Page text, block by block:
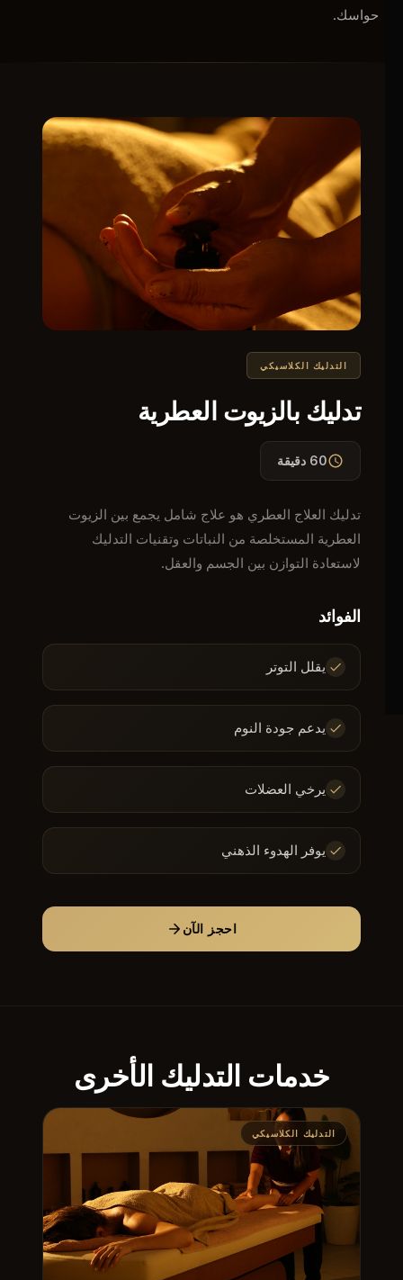
حواسك.
التدليك الكلاسيكي
تدليك بالزيوت العطرية
60 دقيقة
تدليك العلاج العطري هو علاج شامل يجمع بين الزيوت
العطرية المستخلصة من النباتات وتقنيات التدليك
لاستعادة التوازن بين الجسم والعقل.
الفوائد
يقلل التوتر
يدعم جودة النوم
يرخي العضلات
يوفر الهدوء الذهني
احجز الآن
خدمات التدليك الأخرى
التدليك الكلاسيكي